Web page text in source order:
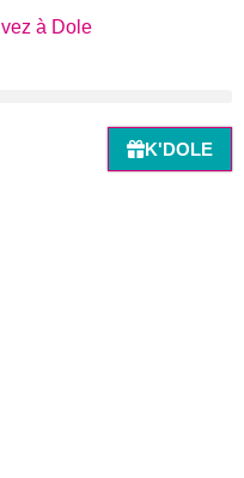
K'DOLE